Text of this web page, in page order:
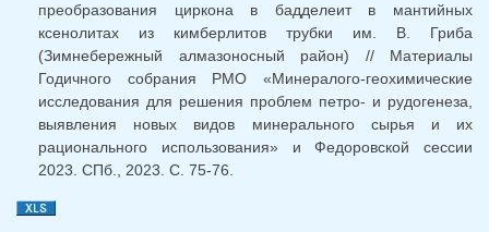
преобразования циркона в бадделеит в мантийных
ксенолитах из кимберлитов трубки им. В. Гриба
(Зимнебережный алмазоносный район) // Материалы
Годичного собрания РМО «Минералого-геохимические
исследования для решения проблем петро- и рудогенеза,
выявления новых видов минерального сырья и их
рационального использования» и Федоровской сессии
2023. СПб., 2023. С. 75-76.